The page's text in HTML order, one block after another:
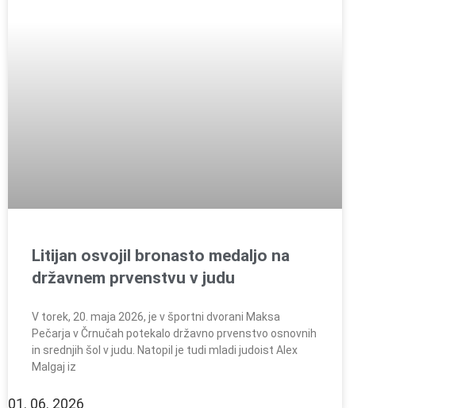
Litijan osvojil bronasto medaljo na
državnem prvenstvu v judu
V torek, 20. maja 2026, je v športni dvorani Maksa
Pečarja v Črnučah potekalo državno prvenstvo osnovnih
in srednjih šol v judu. Natopil je tudi mladi judoist Alex
Malgaj iz
01. 06. 2026